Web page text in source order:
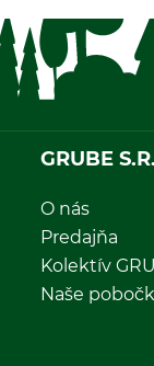
GRUBE
O nás
Predajňa
Kolektív
Naše